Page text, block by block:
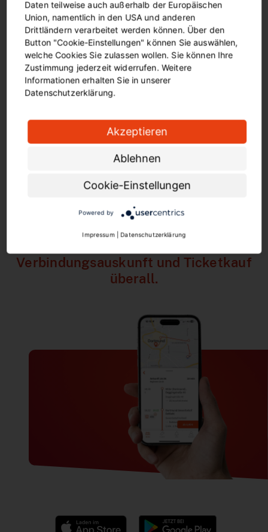
ZUM LINIENNETZPLAN
DSW21-APP
Verbindungsauskunft und Ticketkauf
überall.
Daten teilweise auch außerhalb der Europäischen
Union, namentlich in den USA und anderen
Drittländern verarbeitet werden können. Über den
Button "Cookie-Einstellungen" können Sie auswählen,
welche Cookies Sie zulassen wollen. Sie können Ihre
Zustimmung jederzeit widerrufen. Weitere
Informationen erhalten Sie in unserer
Datenschutzerklärung.
Akzeptieren
Ablehnen
Cookie-Einstellungen
Powered by
Impressum Datenschutzerklärung